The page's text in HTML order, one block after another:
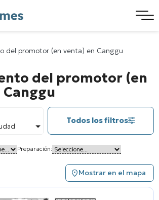
del promotor (en venta) en Canggu
del promotor (en
Todos los filtros
Preparación:
Mostrar en el mapa